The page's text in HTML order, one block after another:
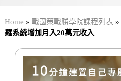
Home » 戰國策戰勝學院課程列表 »
羅系統增加月入20萬元收入